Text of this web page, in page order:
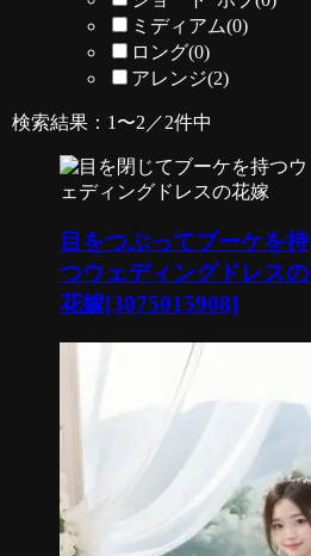
ミディアム(0)
ロング(0)
アレンジ(2)
検索結果：1〜2／2件中
目をつぶってブーケを持
つウェディングドレスの
花嫁[3075015908]